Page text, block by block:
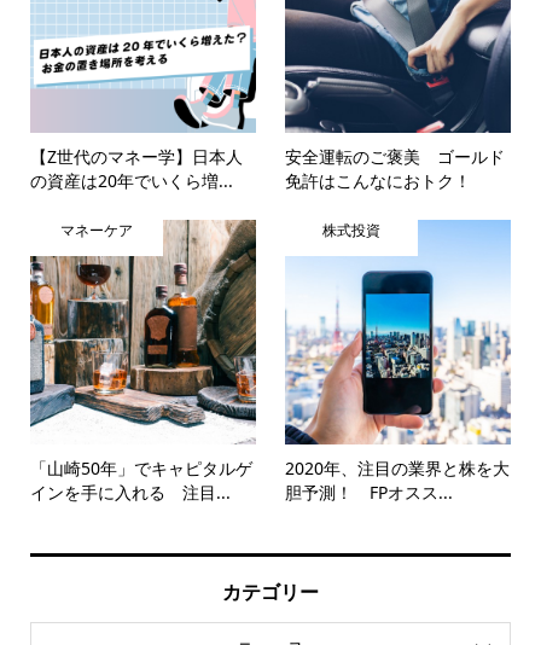
【Z世代のマネー学】日本人
の資産は20年でいくら増...
安全運転のご褒美 ゴールド
免許はこんなにおトク！
マネーケア
「山崎50年」でキャピタルゲ
インを手に入れる 注目...
株式投資
2020年、注目の業界と株を大
胆予測！ FPオスス...
カテゴリー